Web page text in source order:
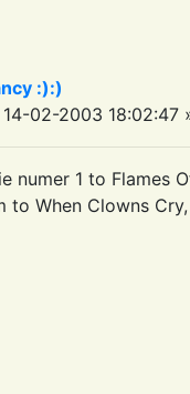
:):)
14-02-2003 18:02:47
numer 1 to Flames
to When Clowns